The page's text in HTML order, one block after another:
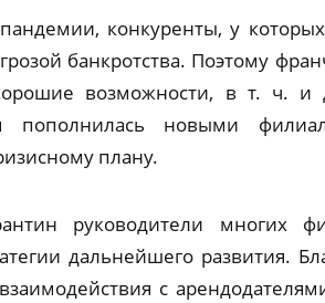
конкуренты, у
банкротства. Поэтому
возможности, в т. ч. и
пополнилась новыми
плану.
руководители многих
дальнейшего развития.
с